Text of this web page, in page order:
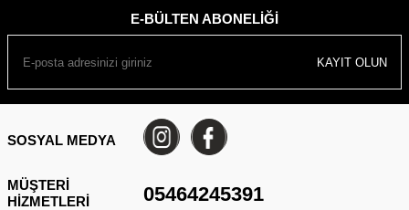
E-BÜLTEN ABONELIĞI
KAYIT OLUN
SOSYAL MEDYA
MÜŞTERI
HIZMETLERI
05464245391